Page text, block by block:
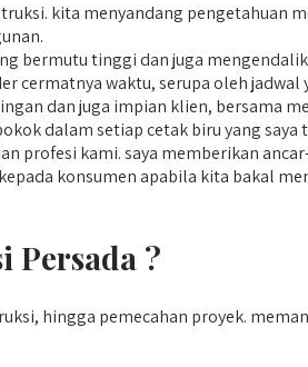
kita menyandang pengetahuan
bermutu tinggi dan juga
cermatnya waktu, serupa oleh jadwal
dan juga impian klien, bersama
dalam setiap cetak biru yang saya
profesi kami. saya memberikan
konsumen apabila kita bakal
Persada ?
hingga pemecahan proyek.